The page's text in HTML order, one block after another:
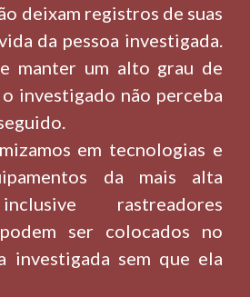
deixam registros de suas
da pessoa investigada.
manter um alto grau de
investigado não perceba
em tecnologias e
da mais alta
rastreadores
ser colocados no
investigada sem que ela